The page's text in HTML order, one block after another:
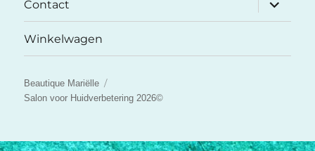
Contact
Winkelwagen
Beautique Mariëlle
Salon voor Huidverbetering 2026©